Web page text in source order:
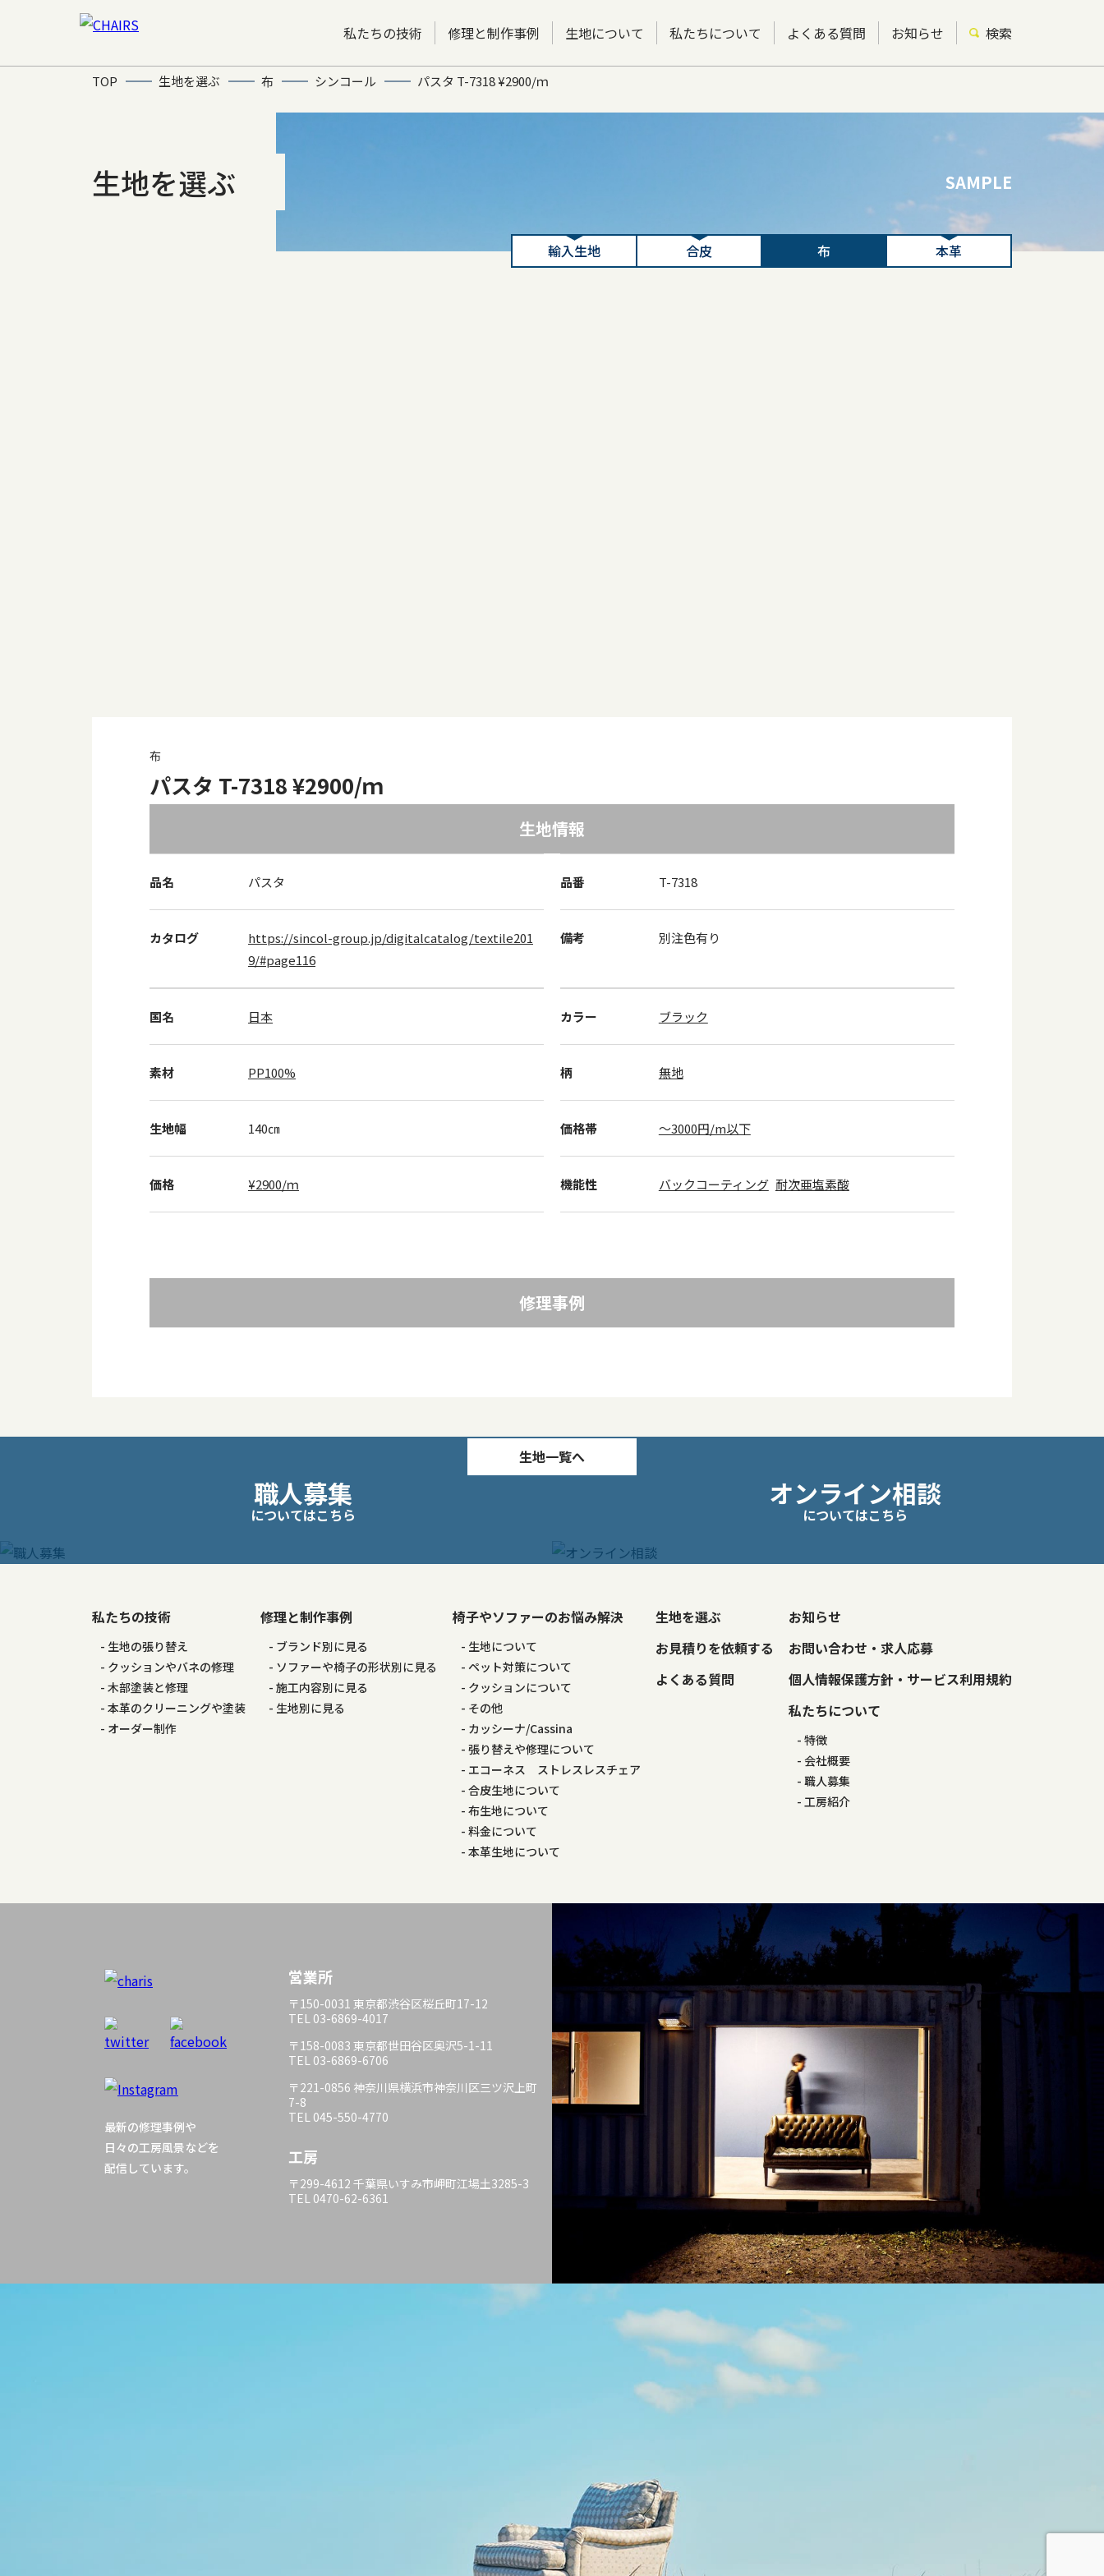
私たちの技術 修理と制作事例 生地について 私たちについて よくある質問 お知らせ 検索
TOP 生地を選ぶ 布 シンコール パスタ T-7318 ¥2900/ｍ
生地を選ぶ SAMPLE
輸入生地 合皮 布 本革
布
パスタ T-7318 ¥2900/ｍ
生地情報
品名 パスタ 品番 T-7318
カタログ
https://sincol-group.jp/digitalcatalog/textile201
9/#page116
備考 別注色有り
国名 日本 カラー ブラック
素材 PP100% 柄 無地
生地幅 140㎝ 価格帯 ～3000円/m以下
価格 ¥2900/ｍ 機能性 バックコーティング 耐次亜塩素酸
修理事例
ゲ
ー
シ
生地一覧へ
職人募集
についてはこちら
オンライン相談
についてはこちら
私たちの技術
生地の張り替え
クッションやバネの修理
木部塗装と修理
本革のクリーニングや塗装
オーダー制作
修理と制作事例
ブランド別に見る
ソファーや椅子の形状別に見る
施工内容別に見る
生地別に見る
椅子やソファーのお悩み解決
生地について
ペット対策について
クッションについて
その他
カッシーナ/Cassina
張り替えや修理について
エコーネス ストレスレスチェア
合皮生地について
布生地について
料金について
本革生地について
生地を選ぶ
お見積りを依頼する
よくある質問
お知らせ
お問い合わせ・求人応募
個人情報保護方針・サービス利用規約
私たちについて
特徴
会社概要
職人募集
工房紹介
最新の修理事例や
日々の工房風景などを
配信しています。
営業所
〒150-0031 東京都渋谷区桜丘町17-12
TEL 03-6869-4017
〒158-0083 東京都世田谷区奥沢5-1-11
TEL 03-6869-6706
〒221-0856 神奈川県横浜市神奈川区三ツ沢上町
7-8
TEL 045-550-4770
工房
〒299-4612 千葉県いすみ市岬町江場土3285-3
TEL 0470-62-6361